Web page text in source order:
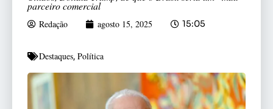
parceiro comercial
Redação agosto 15, 2025 15:05
Destaques, Política